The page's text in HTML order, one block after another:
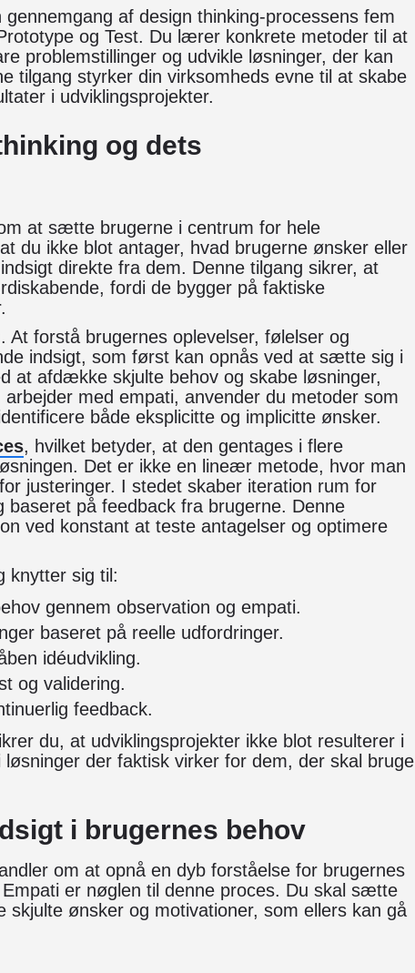
af design thinking-processens fem
og Test. Du lærer konkrete metoder til at
problemstillinger og udvikle løsninger, der kan
tilgang styrker din virksomheds evne til at skabe
i udviklingsprojekter.
og dets
at sætte brugerne i centrum for hele
du ikke blot antager, hvad brugerne ønsker eller
direkte fra dem. Denne tilgang sikrer, at
fordi de bygger på faktiske
At forstå brugernes oplevelser, følelser og
indsigt, som først kan opnås ved at sætte sig i
at afdække skjulte behov og skabe løsninger,
med empati, anvender du metoder som
både eksplicitte og implicitte ønsker.
, hvilket betyder, at den gentages i flere
Det er ikke en lineær metode, hvor man
justeringer. I stedet skaber iteration rum for
på feedback fra brugerne. Denne
ved konstant at teste antagelser og optimere
knytter sig til:
gennem observation og empati.
baseret på reelle udfordringer.
idéudvikling.
og validering.
feedback.
du, at udviklingsprojekter ikke blot resulterer i
der faktisk virker for dem, der skal bruge
i brugernes behov
om at opnå en dyb forståelse for brugernes
er nøglen til denne proces. Du skal sætte
ønsker og motivationer, som ellers kan gå